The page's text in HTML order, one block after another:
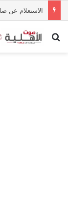
بحث عن